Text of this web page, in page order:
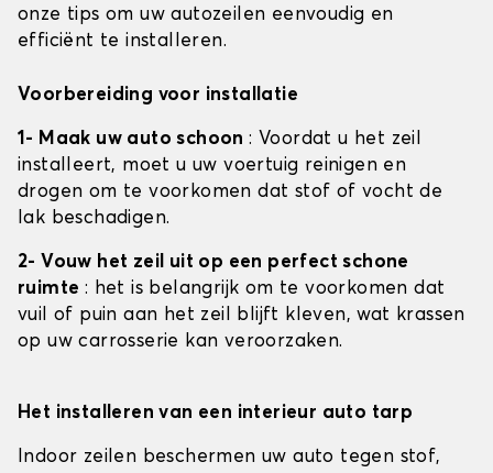
onze tips om uw autozeilen eenvoudig en
efficiënt te installeren.
Voorbereiding voor installatie
1- Maak uw auto schoon: Voordat u het zeil
installeert, moet u uw voertuig reinigen en
drogen om te voorkomen dat stof of vocht de
lak beschadigen.
2- Vouw het zeil uit op een perfect schone
ruimte : het is belangrijk om te voorkomen dat
vuil of puin aan het zeil blijft kleven, wat krassen
op uw carrosserie kan veroorzaken.
Het installeren van een interieur auto tarp
Indoor zeilen beschermen uw auto tegen stof,